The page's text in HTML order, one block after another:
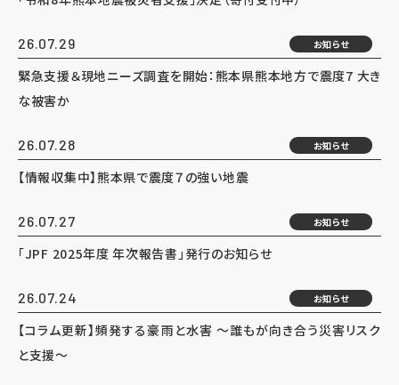
26.07.29 お知らせ
緊急支援＆現地ニーズ調査を開始：熊本県熊本地方で震度7 大き
な被害か
26.07.28 お知らせ
【情報収集中】熊本県で震度７の強い地震
26.07.27 お知らせ
「JPF 2025年度 年次報告書」発行のお知らせ
26.07.24 お知らせ
【コラム更新】頻発する豪雨と水害 ～誰もが向き合う災害リスク
と支援～